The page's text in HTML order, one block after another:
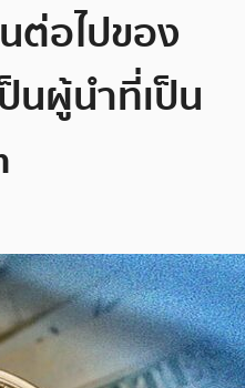
ต่อไปของ
นผู้นำที่เป็น